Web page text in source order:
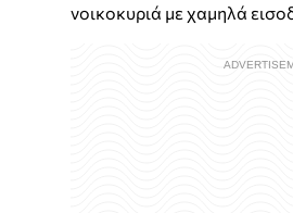
νοικοκυριά με χαμηλά